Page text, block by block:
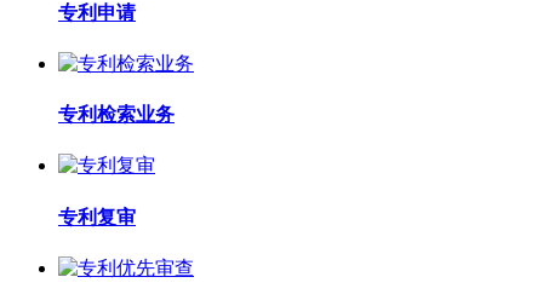
专利申请
专利检索业务
专利复审